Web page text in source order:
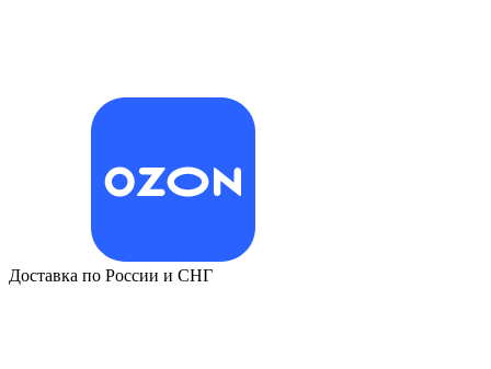
Доставка по России и СНГ